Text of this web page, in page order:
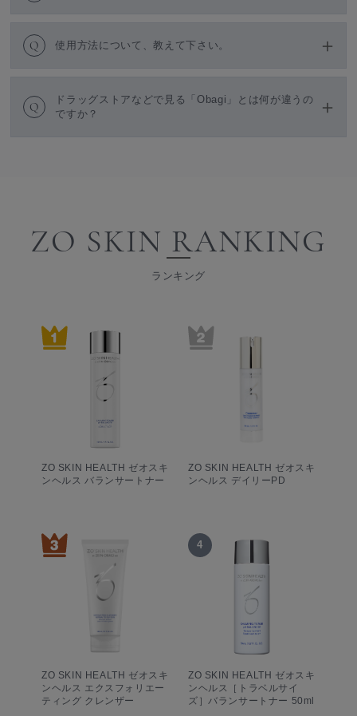
Q 使用方法について、教えて下さい。
Q
ドラッグストアなどで見る「Obagi」とは何が違うの
ですか？
ZO SKIN RANKING
ランキング
ZO SKIN HEALTH ゼオスキ
ンヘルス バランサートナー
ZO SKIN HEALTH ゼオスキ
ンヘルス デイリーPD
ZO SKIN HEALTH ゼオスキ
ンヘルス エクスフォリエー
ティング クレンザー
4
ZO SKIN HEALTH ゼオスキ
ンヘルス［トラベルサイ
ズ］バランサートナー 50ml